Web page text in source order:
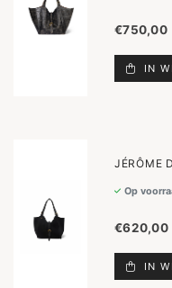
€750,00
IN
JÉRÔME
Op
€620,00
IN